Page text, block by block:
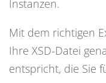
Instanzen.
Mit dem richtigen
Ihre XSD-Datei
entspricht, die Sie